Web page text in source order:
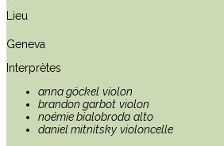
Lieu
Geneva
Interprètes
anna göckel violon
brandon garbot violon
noémie bialobroda alto
daniel mitnitsky violoncelle